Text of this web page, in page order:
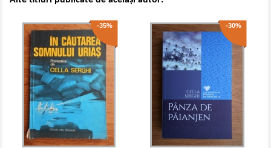
-35% -30%